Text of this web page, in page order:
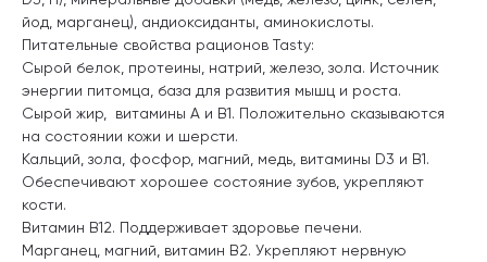
йод, марганец), андиоксиданты, аминокислоты.
Питательные свойства рационов Tasty:
Сырой белок, протеины, натрий, железо, зола. Источник
энергии питомца, база для развития мышц и роста.
Сырой жир, витамины A и B1. Положительно сказываются
на состоянии кожи и шерсти.
Кальций, зола, фосфор, магний, медь, витамины D3 и B1.
Обеспечивают хорошее состояние зубов, укрепляют
кости.
Витамин B12. Поддерживает здоровье печени.
Марганец, магний, витамин B2. Укрепляют нервную